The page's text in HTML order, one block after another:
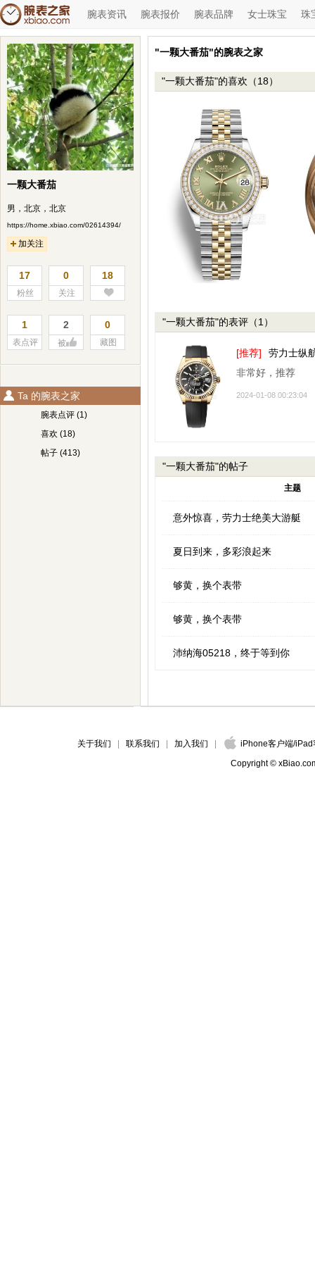
腕表资讯 腕表报价 腕表品牌 女士珠宝 珠
一颗大番茄
男，北京，北京
https://home.xbiao.com/02614394/
加关注
17
粉丝
0
关注
18
1
表点评
2
被
0
藏图
Ta 的腕表之家
腕表点评 (1)
喜欢 (18)
帖子 (413)
"一颗大番茄"的腕表之家
"一颗大番茄"的喜欢（18）
"一颗大番茄"的表评（1）
[推荐]
劳力士纵
非常好，推荐
2024-01-08 00:23:04
"一颗大番茄"的帖子
主题
意外惊喜，劳力士绝美大游艇
夏日到来，多彩浪起来
够黄，换个表带
够黄，换个表带
沛纳海05218，终于等到你
关于我们 联系我们 加入我们 iPhone客户端/iPad
Copyright ©